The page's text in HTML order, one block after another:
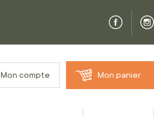
Mon compte Mon panier